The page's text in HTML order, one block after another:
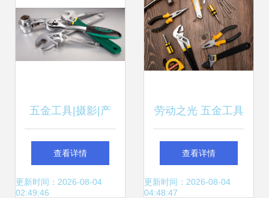
五金工具|摄影|产
品|slovezhu
查看详情
更新时间：2026-08-04
02:49:46
劳动之光 五金工具
与劳保用品的静物
颂歌
查看详情
更新时间：2026-08-04
04:48:47